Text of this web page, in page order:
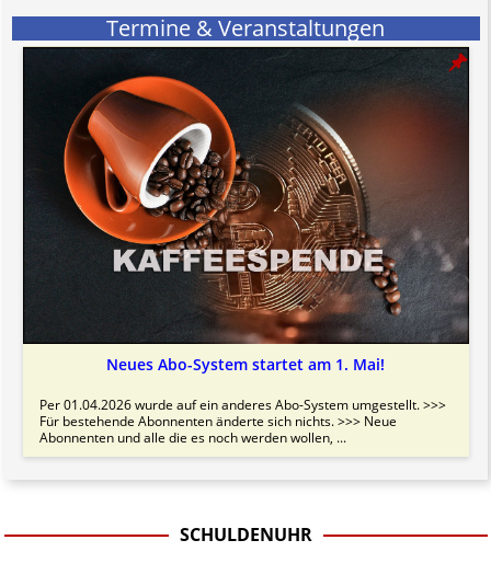
Termine & Veranstaltungen
Neues Abo-System startet am 1. Mai!
Per 01.04.2026 wurde auf ein anderes Abo-System umgestellt. >>>
Für bestehende Abonnenten änderte sich nichts. >>> Neue
Abonnenten und alle die es noch werden wollen, ...
SCHULDENUHR